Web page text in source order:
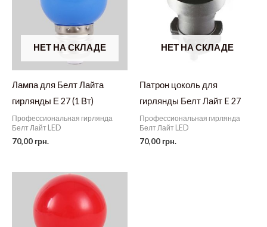
НЕТ НА СКЛАДЕ
Лампа для Белт Лайта
гирлянды Е 27 (1 Вт)
Профессиональная гирлянда
Белт Лайт LED
70,00 грн.
НЕТ НА СКЛАДЕ
Патрон цоколь для
гирлянды Белт Лайт E 27
Профессиональная гирлянда
Белт Лайт LED
70,00 грн.